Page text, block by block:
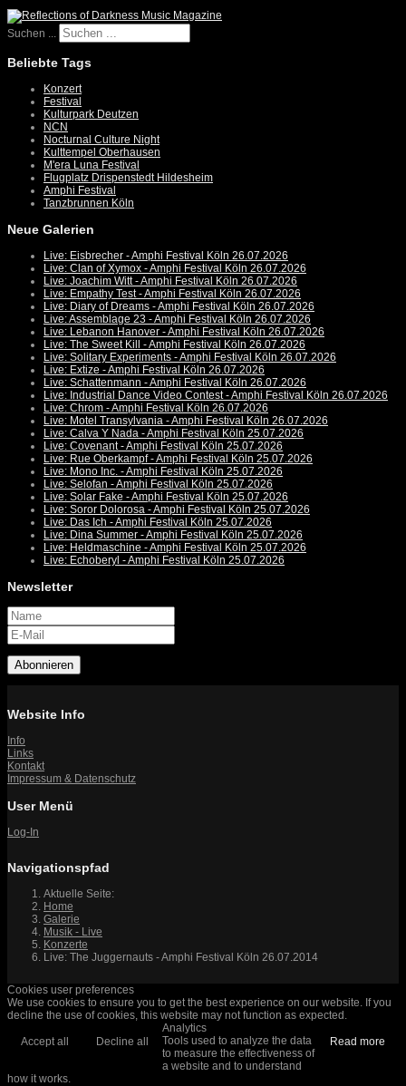
Suchen ...
Beliebte Tags
Konzert
Festival
Kulturpark Deutzen
NCN
Nocturnal Culture Night
Kulttempel Oberhausen
M'era Luna Festival
Flugplatz Drispenstedt Hildesheim
Amphi Festival
Tanzbrunnen Köln
Neue Galerien
Live: Eisbrecher - Amphi Festival Köln 26.07.2026
Live: Clan of Xymox - Amphi Festival Köln 26.07.2026
Live: Joachim Witt - Amphi Festival Köln 26.07.2026
Live: Empathy Test - Amphi Festival Köln 26.07.2026
Live: Diary of Dreams - Amphi Festival Köln 26.07.2026
Live: Assemblage 23 - Amphi Festival Köln 26.07.2026
Live: Lebanon Hanover - Amphi Festival Köln 26.07.2026
Live: The Sweet Kill - Amphi Festival Köln 26.07.2026
Live: Solitary Experiments - Amphi Festival Köln 26.07.2026
Live: Extize - Amphi Festival Köln 26.07.2026
Live: Schattenmann - Amphi Festival Köln 26.07.2026
Live: Industrial Dance Video Contest - Amphi Festival Köln 26.07.2026
Live: Chrom - Amphi Festival Köln 26.07.2026
Live: Motel Transylvania - Amphi Festival Köln 26.07.2026
Live: Calva Y Nada - Amphi Festival Köln 25.07.2026
Live: Covenant - Amphi Festival Köln 25.07.2026
Live: Rue Oberkampf - Amphi Festival Köln 25.07.2026
Live: Mono Inc. - Amphi Festival Köln 25.07.2026
Live: Selofan - Amphi Festival Köln 25.07.2026
Live: Solar Fake - Amphi Festival Köln 25.07.2026
Live: Soror Dolorosa - Amphi Festival Köln 25.07.2026
Live: Das Ich - Amphi Festival Köln 25.07.2026
Live: Dina Summer - Amphi Festival Köln 25.07.2026
Live: Heldmaschine - Amphi Festival Köln 25.07.2026
Live: Echoberyl - Amphi Festival Köln 25.07.2026
Newsletter
Abonnieren
Website Info
Info
Links
Kontakt
Impressum & Datenschutz
User Menü
Log-In
Navigationspfad
Aktuelle Seite:
Home
Galerie
Musik - Live
Konzerte
Live: The Juggernauts - Amphi Festival Köln 26.07.2014
Cookies user preferences
We use cookies to ensure you to get the best experience on our website. If you
decline the use of cookies, this website may not function as expected.
Accept all Decline all Read more
Analytics
Tools used to analyze the data
to measure the effectiveness of
a website and to understand
how it works.